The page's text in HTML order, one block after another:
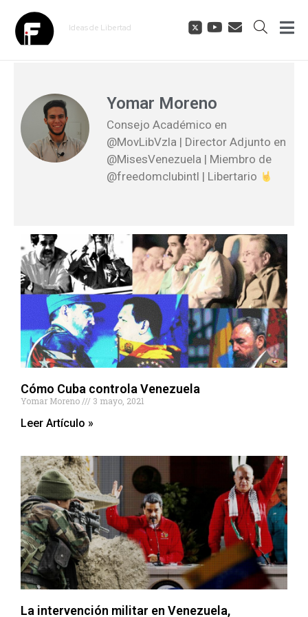
Yomar Moreno
Consejo Académico en
@MovLibVzla | Director Adjunto en
@MisesVenezuela | Miembro de
@freedomclubintl | Libertario
Cómo Cuba controla Venezuela
Yomar Moreno 3 mayo, 2021
Leer Artículo »
La intervención militar en Venezuela,